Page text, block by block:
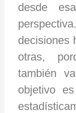
desde
decisiones
otras,
también
objetivo